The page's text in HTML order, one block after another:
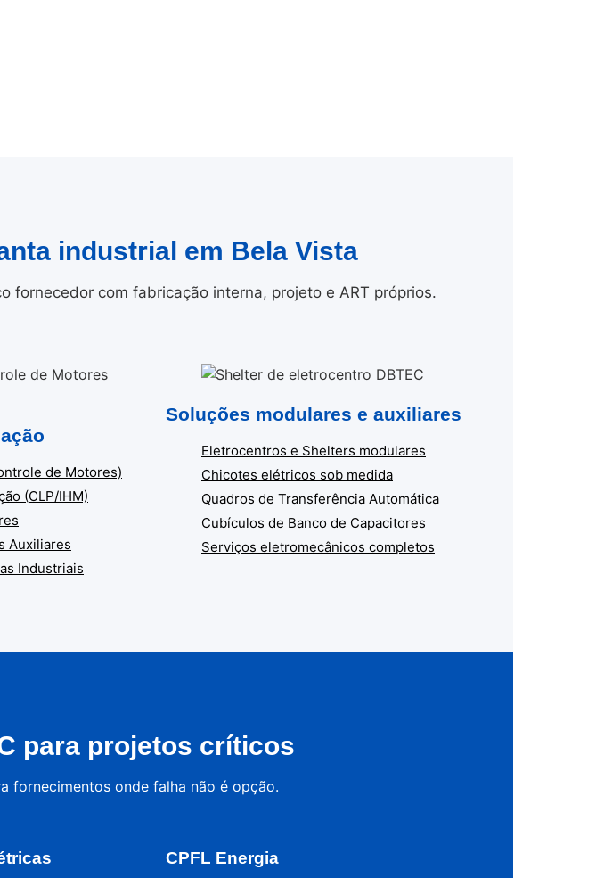
industrial em Bela Vista
fornecedor com fabricação interna, projeto e ART próprios.
de Motores)
(CLP/IHM)
Auxiliares
Industriais
Soluções modulares e auxiliares
Eletrocentros e Shelters modulares
Chicotes elétricos sob medida
Quadros de Transferência Automática
Cubículos de Banco de Capacitores
Serviços eletromecânicos completos
para projetos críticos
fornecimentos onde falha não é opção.
CPFL Energia